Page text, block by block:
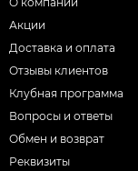
Акции
Доставка и оплата
Отзывы клиентов
Клубная программа
Вопросы и ответы
Обмен и возврат
Реквизиты